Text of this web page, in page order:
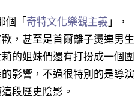
個「奇特文化樂觀主義」，
，甚至是首爾離子燙連男生
的姐妹們還有打扮成一個團
影響，不過很特別的是導演
段歷史陰影。